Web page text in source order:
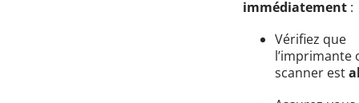
immédiatement :
Vérifiez que
l’imprimante
scanner est